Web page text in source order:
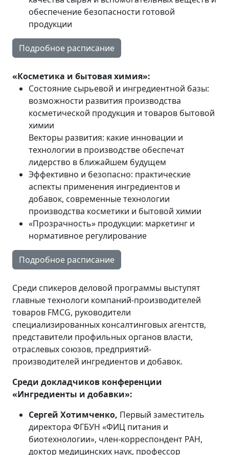
обеспечение безопасности готовой
продукции
Подробное расписание
«Косметика и бытовая химия»:
Состояние сырьевой и ингредиентной базы:
возможности развития производства
косметической продукция и товаров бытовой
химии
Векторы развития: какие инновации и
технологии в производстве обеспечат
лидерство в ближайшем будущем
Эффективно и безопасно: практические
аспекты применения ингредиентов и
добавок, современные технологии
производства косметики и бытовой химии
«Прозрачность» продукции: маркетинг и
нормативное регулирование
Подробное расписание
Среди спикеров деловой программы выступят
главные технологи компаний-производителей
товаров FMCG, руководители
специализированных консалтинговых агентств,
представители профильных органов власти,
отраслевых союзов, предприятий-
производителей ингредиентов и добавок.
Среди докладчиков конференции
«Ингредиенты и добавки»:
Сергей Хотимченко, Первый заместитель
директора ФГБУН «ФИЦ питания и
биотехнологии», член-корреспондент РАН,
доктор медицинских наук, профессор